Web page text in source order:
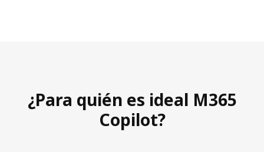
¿Para quién es ideal M365
Copilot?